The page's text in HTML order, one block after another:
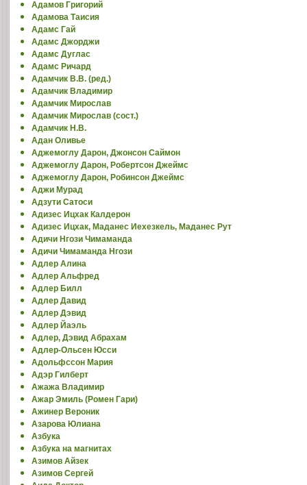
Адамов Григорий
Адамова Таисия
Адамс Гай
Адамс Джорджи
Адамс Дуглас
Адамс Ричард
Адамчик В.В. (ред.)
Адамчик Владимир
Адамчик Мирослав
Адамчик Мирослав (сост.)
Адамчик Н.В.
Адан Оливье
Аджемоглу Дарон, Джонсон Саймон
Аджемоглу Дарон, Робертсон Джеймс
Аджемоглу Дарон, Робинсон Джеймс
Аджи Мурад
Адзути Сатоси
Адизес Ицхак Калдерон
Адизес Ицхак, Маданес Иехезкель, Маданес Рут
Адичи Нгози Чимаманда
Адичи Чимаманда Нгози
Адлер Алина
Адлер Альфред
Адлер Билл
Адлер Давид
Адлер Дэвид
Адлер Йаэль
Адлер, Дэвид Абрахам
Адлер-Ольсен Юсси
Адольфссон Мария
Адэр Гилберт
Ажажа Владимир
Ажар Эмиль (Ромен Гари)
Ажинер Вероник
Азарова Юлиана
Азбука
Азбука на магнитах
Азимов Айзек
Азимов Сергей